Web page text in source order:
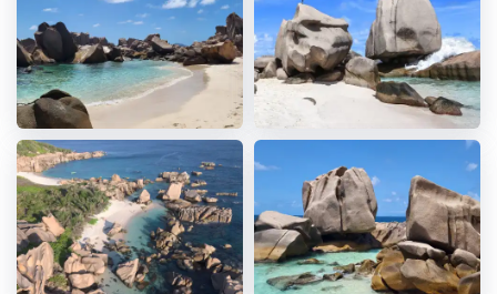
6. Zusätzliche Hinweise
Sprache auf Anfrage: Italienisch
Planung: Aufgrund der körperlichen Belastung wird
die Tour für den Beginn Ihres Aufenthalts empfohlen
Frühstück: Da die Tour sehr früh startet, bestellen Sie
bitte ggf. ein vorzeitiges Frühstück in Ihrer Unterkunft
Briefing: Sunny Trail Guide kontaktiert Sie wenige Tage
vor der Tour für ein kurzes Briefing in Ihrer Unterkunft